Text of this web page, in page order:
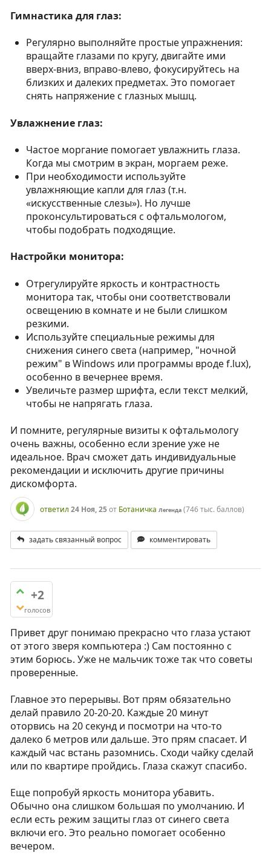
Гимнастика для глаз:
Регулярно выполняйте простые упражнения:
вращайте глазами по кругу, двигайте ими
вверх-вниз, вправо-влево, фокусируйтесь на
близких и далеких предметах. Это помогает
снять напряжение с глазных мышц.
Увлажнение глаз:
Частое моргание помогает увлажнить глаза.
Когда мы смотрим в экран, моргаем реже.
При необходимости используйте
увлажняющие капли для глаз (т.н.
«искусственные слезы»). Но лучше
проконсультироваться с офтальмологом,
чтобы подобрать подходящие.
Настройки монитора:
Отрегулируйте яркость и контрастность
монитора так, чтобы они соответствовали
освещению в комнате и не были слишком
резкими.
Используйте специальные режимы для
снижения синего света (например, "ночной
режим" в Windows или программы вроде f.lux),
особенно в вечернее время.
Увеличьте размер шрифта, если текст мелкий,
чтобы не напрягать глаза.
И помните, регулярные визиты к офтальмологу
очень важны, особенно если зрение уже не
идеальное. Врач сможет дать индивидуальные
рекомендации и исключить другие причины
дискомфорта.
ответил 24 Ноя, 25от Ботаничка Легенда (746 тыс.баллов)
задать связанный вопрос комментировать
+2
голосов
Привет друг понимаю прекрасно что глаза устают
от этого зверя компьютера :) Сам постоянно с
этим борюсь. Уже не мальчик тоже так что советы
проверенные.
Главное это перерывы. Вот прям обязательно
делай правило 20-20-20. Каждые 20 минут
оторвись на 20 секунд и посмотри на что-то
далеко 6 метров или дальше. Это прям спасает. И
каждый час встань разомнись. Сходи чайку сделай
или по квартире пройдись. Глаза скажут спасибо.
Еще попробуй яркость монитора убавить.
Обычно она слишком большая по умолчанию. И
если есть режим защиты глаз от синего света
включи его. Это реально помогает особенно
вечером.